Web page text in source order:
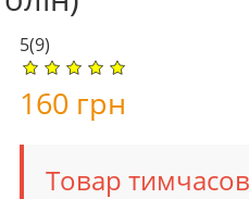
5(9)
160 грн
Товар